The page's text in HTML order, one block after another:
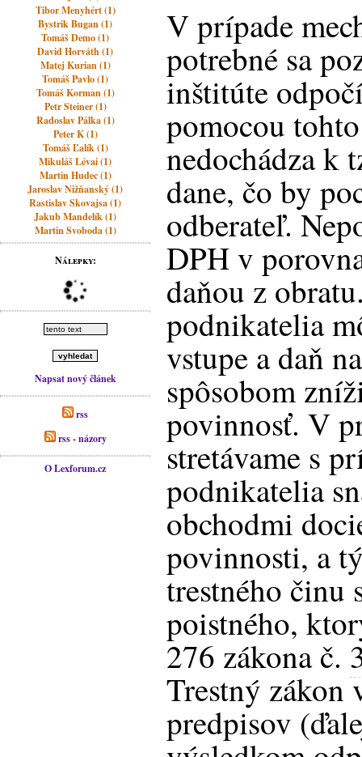
Tibor Menyhért (1)
Bystrik Bugan (1)
Tomáš Demo (1)
David Horváth (1)
Matej Kurian (1)
Tomáš Pavlo (1)
Tomáš Korman (1)
Petr Steiner (1)
Radoslav Pálka (1)
Peter K (1)
Tomáš Ľalík (1)
Mikuláš Lévai (1)
Martin Hudec (1)
Jaroslav Nižňanský (1)
Rastislav Skovajsa (1)
Jakub Mandelík (1)
Martin Svoboda (1)
Nálepky:
Napsat nový článek
rss
rss - názory
O Lexforum.cz
V prípade
potrebné sa
inštitúte
pomocou
nedochádza k
dane, čo by
odberateľ.
DPH v
daňou z
podnikatelia
vstupe a daň
spôsobom
povinnosť. V
stretávame s
podnikatelia
obchodmi
povinnosti, a
trestného činu
poistného,
276 zákona č.
Trestný zákon
predpisov